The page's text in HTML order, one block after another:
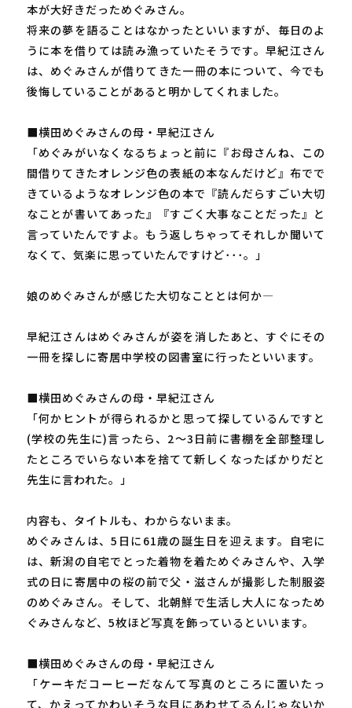
本が大好きだっためぐみさん。
将来の夢を語ることはなかったといいますが、毎日のよ
うに本を借りては読み漁っていたそうです。早紀江さん
は、めぐみさんが借りてきた一冊の本について、今でも
後悔していることがあると明かしてくれました。
■横田めぐみさんの母・早紀江さん
「めぐみがいなくなるちょっと前に『お母さんね、この
間借りてきたオレンジ色の表紙の本なんだけど』布でで
きているようなオレンジ色の本で『読んだらすごい大切
なことが書いてあった』『すごく大事なことだった』と
言っていたんですよ。もう返しちゃってそれしか聞いて
なくて、気楽に思っていたんですけど･･･。」
娘のめぐみさんが感じた大切なこととは何か―
早紀江さんはめぐみさんが姿を消したあと、すぐにその
一冊を探しに寄居中学校の図書室に行ったといいます。
■横田めぐみさんの母・早紀江さん
「何かヒントが得られるかと思って探しているんですと
(学校の先生に)言ったら、2～3日前に書棚を全部整理し
たところでいらない本を捨てて新しくなったばかりだと
先生に言われた。」
内容も、タイトルも、わからないまま。
めぐみさんは、5日に61歳の誕生日を迎えます。自宅に
は、新潟の自宅でとった着物を着ためぐみさんや、入学
式の日に寄居中の桜の前で父・滋さんが撮影した制服姿
のめぐみさん。そして、北朝鮮で生活し大人になっため
ぐみさんなど、5枚ほど写真を飾っているといいます。
■横田めぐみさんの母・早紀江さん
「ケーキだコーヒーだなんて写真のところに置いたっ
て、かえってかわいそうな目にあわせてるんじゃないか